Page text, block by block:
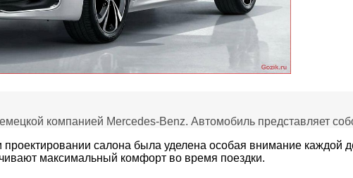
компанией Mercedes-Benz. Автомобиль представляет
салона была уделена особая внимание каждой
максимальный комфорт во время поездки.